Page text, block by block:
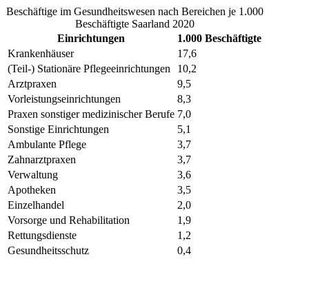
Beschäftige im Gesundheitswesen nach Bereichen je 1.000
Beschäftigte Saarland 2020
Einrichtungen
1.000 Beschäftigte
Krankenhäuser
17,6
(Teil-) Stationäre Pflegeeinrichtungen
10,2
Arztpraxen
9,5
Vorleistungseinrichtungen
8,3
Praxen sonstiger medizinischer Berufe 7,0
Sonstige Einrichtungen
5,1
Ambulante Pflege
3,7
Zahnarztpraxen
3,7
Verwaltung
3,6
Apotheken
3,5
Einzelhandel
2,0
Vorsorge und Rehabilitation
1,9
Rettungsdienste
1,2
Gesundheitsschutz
0,4